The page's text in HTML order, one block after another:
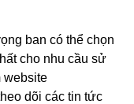
ban có thể chọn
cho nhu cầu sử
website
dõi các tin tức